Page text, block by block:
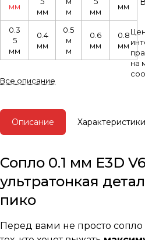
мм
мм
м
мм
мм
0.3
5
мм
0.4
мм
0.5
м
м
0.6
мм
0.8
мм
Все описание
на
Описание Характеристики
Сопло 0.1 мм E3D
ультратонкая
пико
Перед вами не просто